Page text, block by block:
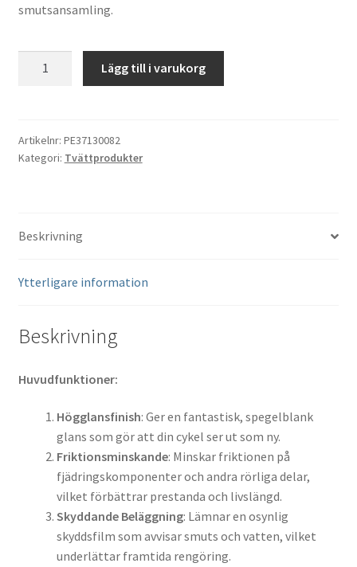
smutsansamling.
Shine
mängd
Lägg till i varukorg
Artikelnr: PE37130082
Kategori: Tvättprodukter
Beskrivning
Ytterligare information
Beskrivning
Huvudfunktioner:
Högglansfinish: Ger en fantastisk, spegelblank
glans som gör att din cykel ser ut som ny.
Friktionsminskande: Minskar friktionen på
fjädringskomponenter och andra rörliga delar,
vilket förbättrar prestanda och livslängd.
Skyddande Beläggning: Lämnar en osynlig
skyddsfilm som avvisar smuts och vatten, vilket
underlättar framtida rengöring.